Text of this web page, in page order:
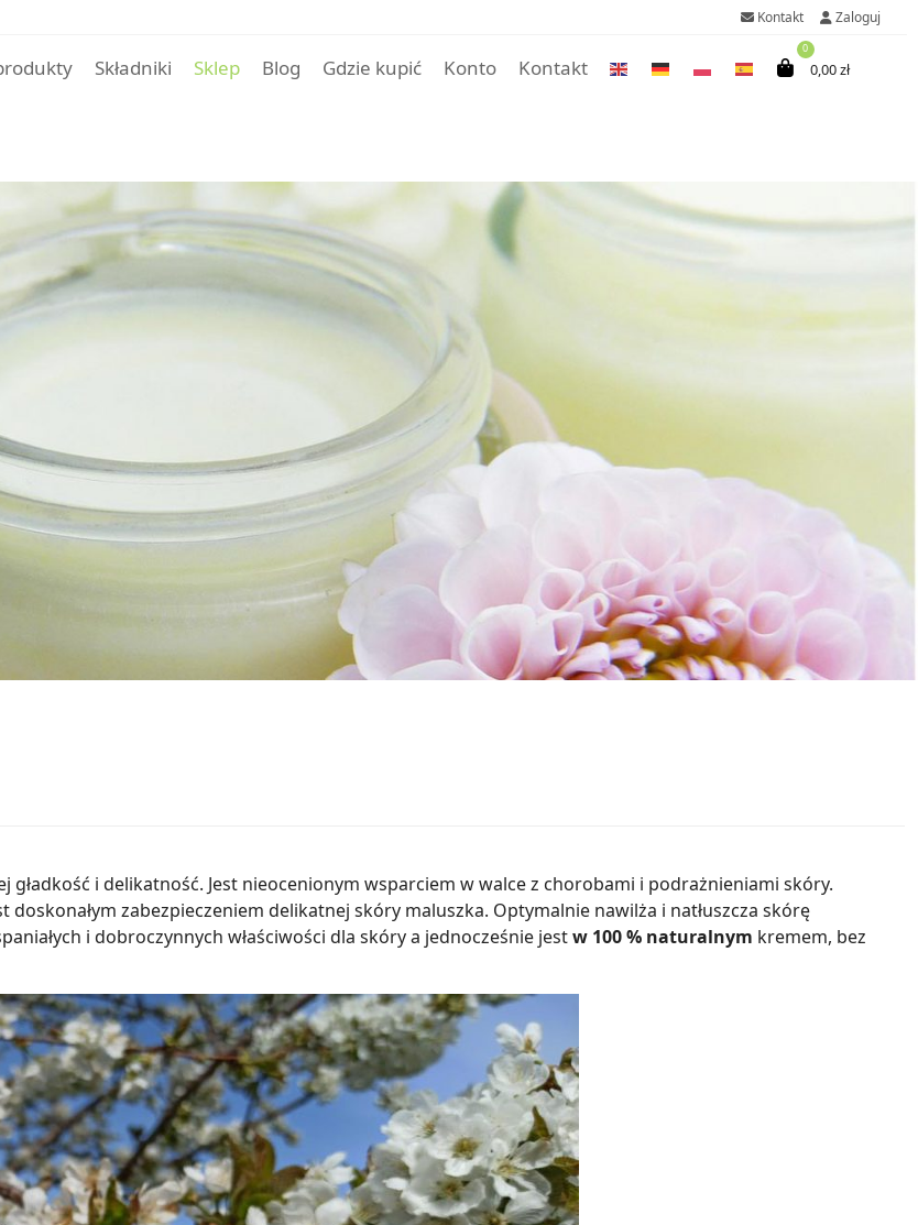
Kontakt Zaloguj
Składniki Sklep Blog Gdzie kupić Konto Kontakt
0
0,00zł
gładkość i delikatność. Jest nieocenionym wsparciem w walce z chorobami i podrażnieniami skóry.
doskonałym zabezpieczeniem delikatnej skóry maluszka. Optymalnie nawilża i natłuszcza skórę
i dobroczynnych właściwości dla skóry a jednocześnie jestw 100 % naturalnym kremem, bez